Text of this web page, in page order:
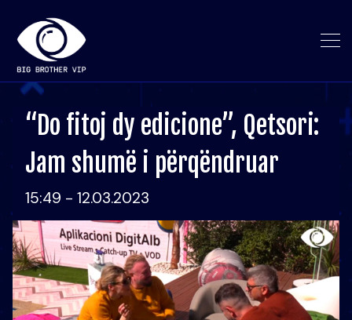
“Do fitoj dy edicione”, Qetsori:
Jam shumë i përqëndruar
15:49 - 12.03.2023